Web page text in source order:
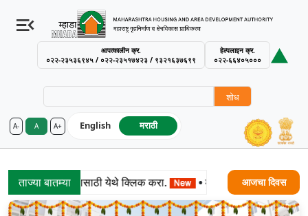
आपत्कालीन क्र.
०२२-२३५३६९४५ / ०२२-२३५१७४२३ / ९३२१६३७६९९
हेल्पलाइन क्र.
०२२-६६४०५०००
A- A A+ English मराठी
ताज्या बातम्या
चे निकाल पाहण्यासाठी येथे क्लिक करा. •मुंबई मंडळ सोडत-२०२६
आजचा दिवस